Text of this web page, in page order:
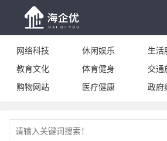
网络科技 休闲娱乐 生活
教育文化
体育健身 交通
购物网站
医疗健康 政府